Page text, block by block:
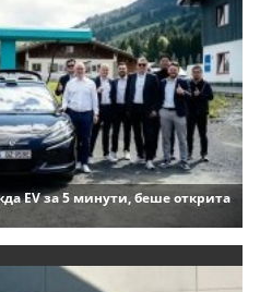
EV за 5 минути, беше открита